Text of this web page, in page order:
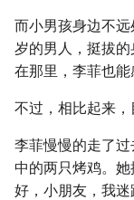
而小男孩身边不
岁的男人，挺拔
在那里，李菲也
不过，相比起来，
李菲慢慢的走了
中的两只烤鸡。
好，小朋友，我